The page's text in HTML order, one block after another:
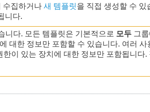
수집하거나새 템플릿을 직접 생성할 수
니다.
니다. 모든 템플릿은 기본적으로 모두그룹
대한 정보만 포함할 수 있습니다. 여러
이 있는 장치에 대한 정보만 포함됩니다